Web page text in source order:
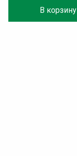
В корзину